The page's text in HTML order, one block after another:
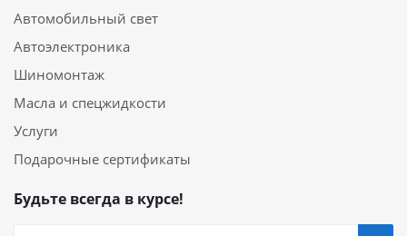
Автомобильный свет
Автоэлектроника
Шиномонтаж
Масла и спецжидкости
Услуги
Подарочные сертификаты
Будьте всегда в курсе!